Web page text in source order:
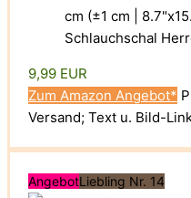
cm (±1 cm |
Schlauchschal
9,99 EUR
Zum Amazon Angebot*
Versand; Text u. Bild-
AngebotLiebling Nr. 14